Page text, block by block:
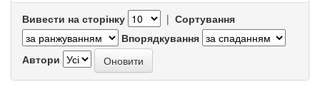
Вивести на сторінку | Сортування
Впорядкування
Автори